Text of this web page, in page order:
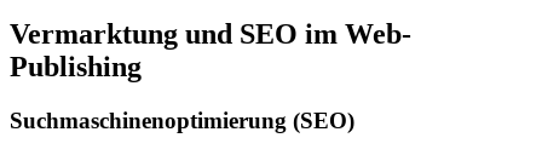
Vermarktung und SEO im Web-
Publishing
Suchmaschinenoptimierung (SEO)